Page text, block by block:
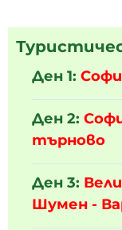
Ден 1:
Ден 2:
търново
Ден 3:
Шумен -